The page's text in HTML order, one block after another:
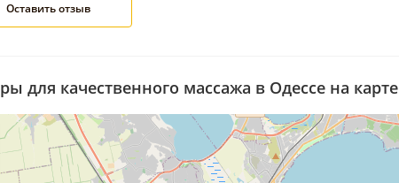
для качественного массажа в Одессе на карте